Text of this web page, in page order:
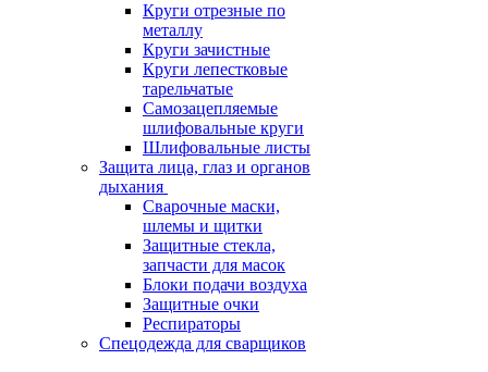
Круги отрезные по
металлу
Круги зачистные
Круги лепестковые
тарельчатые
Самозацепляемые
шлифовальные круги
Шлифовальные листы
Защита лица, глаз и органов
дыхания
Сварочные маски,
шлемы и щитки
Защитные стекла,
запчасти для масок
Блоки подачи воздуха
Защитные очки
Респираторы
Спецодежда для сварщиков